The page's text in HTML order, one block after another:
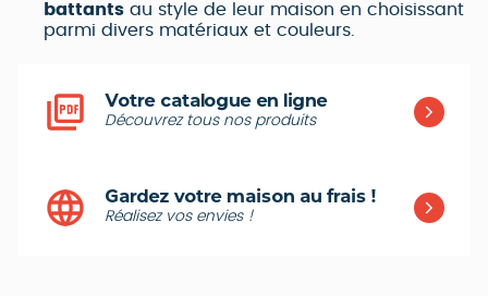
battants au style de leur maison en choisissant
parmi divers matériaux et couleurs.
Votre catalogue en ligne
Découvrez tous nos produits
Gardez votre maison au frais !
Réalisez vos envies !